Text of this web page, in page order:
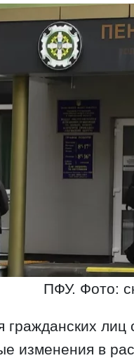
ПФУ. Фото:
гражданских
изменения в